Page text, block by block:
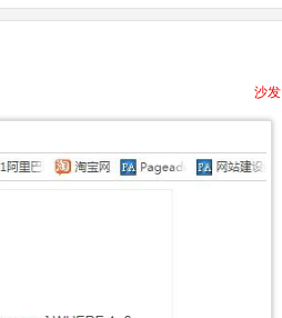
沙发